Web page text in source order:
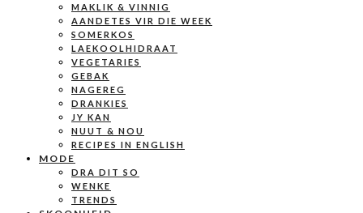
MAKLIK & VINNIG
AANDETES VIR DIE WEEK
SOMERKOS
LAEKOOLHIDRAAT
VEGETARIES
GEBAK
NAGEREG
DRANKIES
JY KAN
NUUT & NOU
RECIPES IN ENGLISH
MODE
DRA DIT SO
WENKE
TRENDS